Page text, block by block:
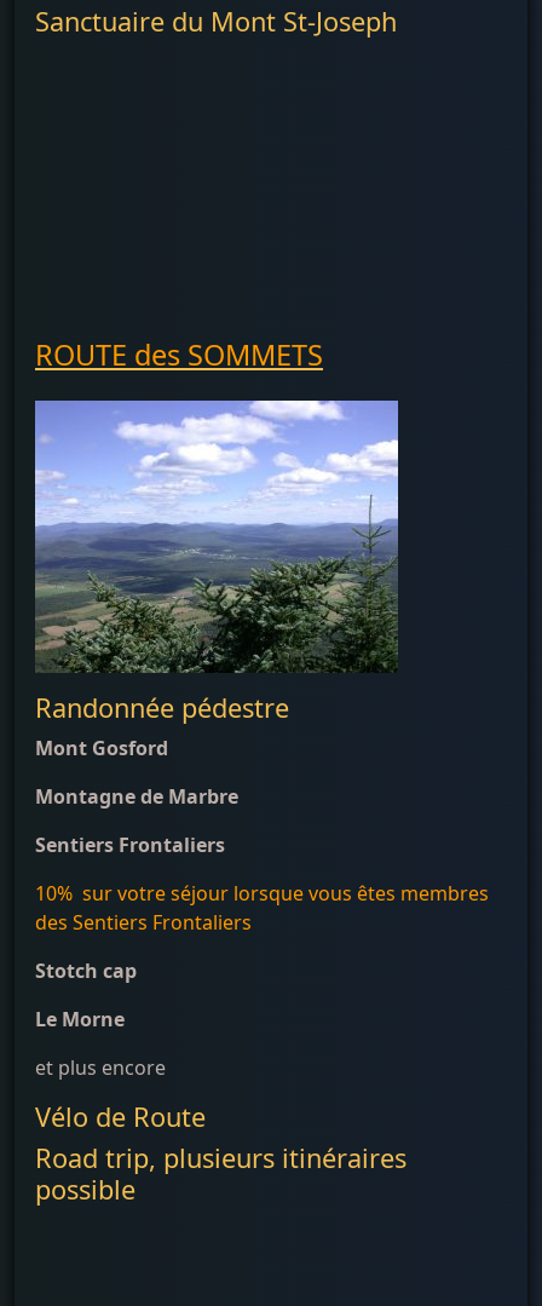
Sanctuaire du Mont St-Joseph
ROUTE des SOMMETS
Randonnée pédestre
Mont Gosford
Montagne de Marbre
Sentiers Frontaliers
10% sur votre séjour lorsque vous êtes membres
des Sentiers Frontaliers
Stotch cap
Le Morne
et plus encore
Vélo de Route
Road trip, plusieurs itinéraires
possible